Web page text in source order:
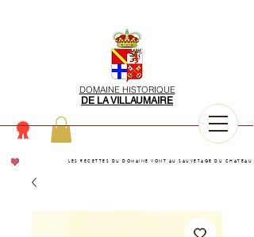
DOMAINE HISTORIQUE
DE LA VILLAUMAIRE
LES RECETTES DU DOMAINE VONT AU SAUVETAGE DU CHATEAU